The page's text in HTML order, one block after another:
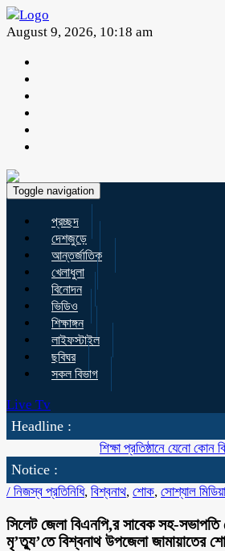
August 9, 2026, 10:18 am
Toggle navigation
প্রচ্ছদ
দেশজুড়ে
আন্তর্জাতিক
খেলাধুলা
বিনোদন
ভিডিও
শিক্ষাঙ্গন
লাইফস্টাইল
ছবিঘর
সকল বিভাগ
Live Tv
Headline :
শিক্ষা প্রতিষ্ঠানে যেনো কোন
Notice :
/ নিজস্ব প্রতিনিধি, বিশ্বনাথ, শোক, সোশ্যাল মিডিয়া
সিলেট জেলা বিএনপি,র সাবেক সহ-
মৃ’ত্যু’তে বিশ্বনাথ উপজেলা জামায়াতের